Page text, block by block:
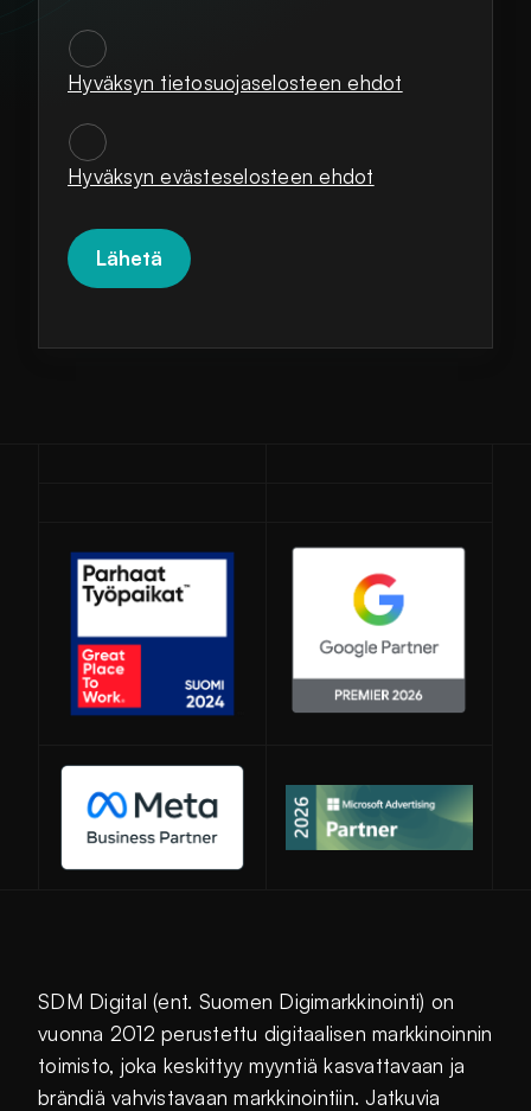
Hyväksyn tietosuojaselosteen ehdot
SUOSTUMUKSET
Hyväksyn evästeselosteen ehdot
Avautuu uuteen ikkunaan
SDM Digital (ent. Suomen Digimarkkinointi) on
vuonna 2012 perustettu digitaalisen markkinoinnin
toimisto, joka keskittyy myyntiä kasvattavaan ja
brändiä vahvistavaan markkinointiin. Jatkuvia